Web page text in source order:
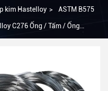
kim Hastelloy > ASTM B575
C276 Ống / Tấm / Ống